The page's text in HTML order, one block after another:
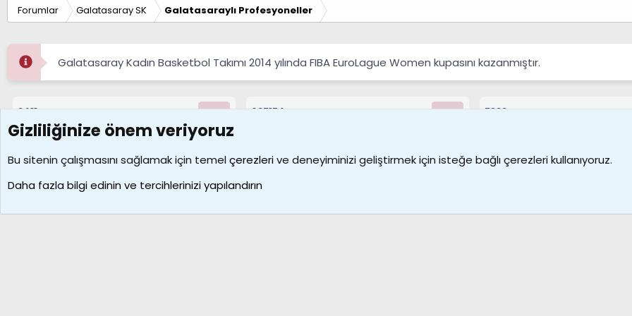
Forumlar Galatasaray SK Galatasaraylı Profesyoneller
Galatasaray Kadın Basketbol Takımı 2014 yılında FIBA EuroLague Women kupasını kazanmıştır.
8411
Konular
687174
7388
Çerezler Bize ulaşın
Galatasaray Basketbol | GS Basket Taraftar Platformu
Gizliliğinize önem veriyoruz
Bu sitenin çalışmasını sağlamak için temelçerezlerive deneyiminizi geliştirmek için isteğe bağlı çerezleri kullanıyoruz.
Daha fazla bilgi edinin ve tercihlerinizi yapılandırın